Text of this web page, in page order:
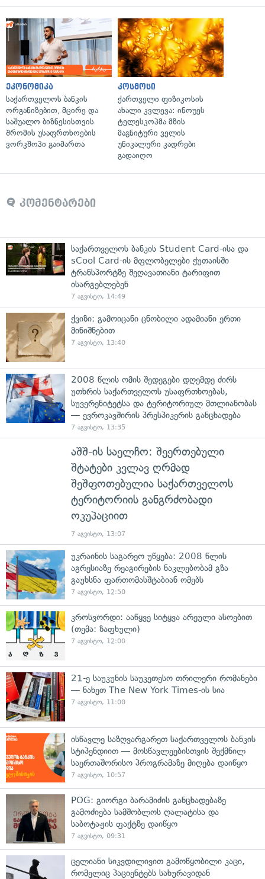
ეკონომიკა
საქართველოს ბანკის
ორგანიზებით, მცირე და
საშუალო ბიზნესისთვის
შრომის უსაფრთხოების
ვორკშოპი გაიმართა
კოსმოსი
ქართველი ფიზიკოსის
ახალი კვლევა: ინოუეს
ტელესკოპმა მზის
მაგნიტური ველის
უნიკალური კადრები
გადაიღო
კომენტარები
საქართველოს ბანკის Student Card-ისა და
sCool Card-ის მფლობელები ქუთაისში
ტრანსპორტზე შეღავათიანი ტარიფით
ისარგებლებენ
7 აგვისტო, 14:49
ქვიზი: გამოიცანი ცნობილი ადამიანი ერთი
მინიშნებით
7 აგვისტო, 13:40
2008 წლის ომის შედეგები დღემდე ძირს
უთხრის საქართველოს უსაფრთხოებას,
სუვერენიტეტსა და ტერიტორიულ მთლიანობას
— ევროკავშირის პრესპიკერის განცხადება
7 აგვისტო, 13:35
აშშ-ის საელჩო: შეერთებული
შტატები კვლავ ღრმად
შეშფოთებულია საქართველოს
ტერიტორიის განგრძობადი
ოკუპაციით
7 აგვისტო, 13:07
უკრაინის საგარეო უწყება: 2008 წლის
აგრესიაზე რეაგირების ნაკლებობამ გზა
გაუხსნა ფართომასშტაბიან ომებს
7 აგვისტო, 12:50
კროსვორდი: ააწყვე სიტყვა არეული ასოებით
(თემა: ზაფხული)
7 აგვისტო, 12:00
21-ე საუკუნის საუკეთესო თრილერი რომანები
— ნახეთ The New York Times-ის სია
7 აგვისტო, 11:00
ისწავლე საზღვარგარეთ საქართველოს ბანკის
სტიპენდიით — მოსწავლეებისთვის შექმნილ
საერთაშორისო პროგრამაზე მიღება დაიწყო
7 აგვისტო, 10:57
POG: გიორგი ბარამიძის განცხადებაზე
გამოძიება სამშობლოს ღალატისა და
საბოტაჟის ფაქტზე დაიწყო
7 აგვისტო, 09:31
ცელიანი სიკვდილივით გამოწყობილი კაცი,
რომელიც პაციენტებს სახურავიდან